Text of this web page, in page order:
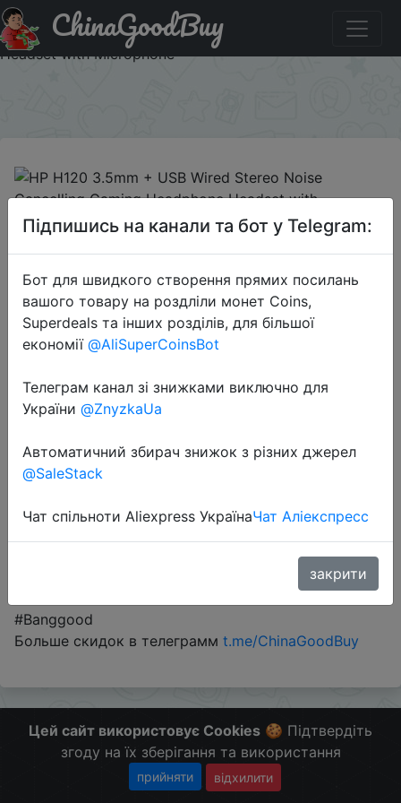
Промокод на знижку `915111` HP H120 3.5mm + USB
Wired Stereo Noise Cancelling Gaming Headphone
Headset with Microphone
ChinaGoodBuy
2019-02-11
HP H120 3.5mm + USB Wired Stereo
Noise Cancelling Gaming
Headphone Headset with
Microphone
$14.99
Промокод:"`915111`"
Перейти до магазину
#Banggood
Больше скидок в телеграмм t.me/ChinaGoodBuy
Цей сайт використовує Cookies 🍪 Підтвердіть
згоду на їх зберігання та використання
прийняти відхилити
Підпишись на канали та бот у Telegram:
Бот для швидкого створення прямих посилань
вашого товару на роздліли монет Coins,
Superdeals та інших розділів, для більшої
економії @AliSuperCoinsBot
Телеграм канал зі знижками виключно для
України @ZnyzkaUa
Автоматичний збирач знижок з різних джерел
@SaleStack
Чат спільноти Aliexpress УкраїнаЧат Аліекспресс
закрити